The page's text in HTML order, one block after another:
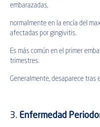
embarazadas,
normalmente en la encía del
afectadas por gingivitis.
Es más común en el primer
trimestres.
Generalmente, desaparece tras
3. Enfermedad